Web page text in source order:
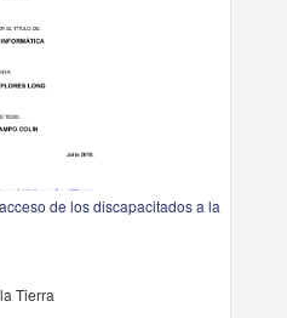
de los discapacitados a la
Tierra